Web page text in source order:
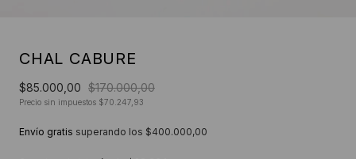
CHAL CABURE
$85.000,00 $170.000,00
Precio sin impuestos $70.247,93
Envío gratis superando los $400.000,00